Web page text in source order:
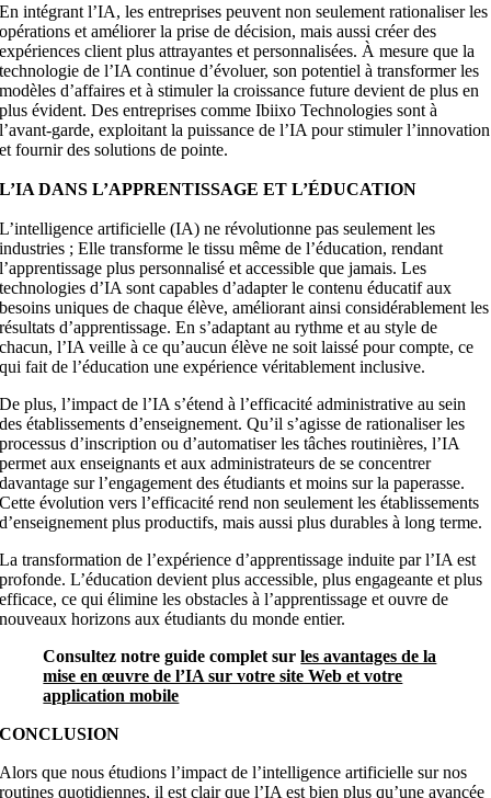
En intégrant l’IA, les entreprises peuvent non seulement rationaliser les
opérations et améliorer la prise de décision, mais aussi créer des
expériences client plus attrayantes et personnalisées. À mesure que la
technologie de l’IA continue d’évoluer, son potentiel à transformer les
modèles d’affaires et à stimuler la croissance future devient de plus en
plus évident. Des entreprises comme Ibiixo Technologies sont à
l’avant-garde, exploitant la puissance de l’IA pour stimuler l’innovation
et fournir des solutions de pointe.
L’IA DANS L’APPRENTISSAGE ET L’ÉDUCATION
L’intelligence artificielle (IA) ne révolutionne pas seulement les
industries ; Elle transforme le tissu même de l’éducation, rendant
l’apprentissage plus personnalisé et accessible que jamais. Les
technologies d’IA sont capables d’adapter le contenu éducatif aux
besoins uniques de chaque élève, améliorant ainsi considérablement les
résultats d’apprentissage. En s’adaptant au rythme et au style de
chacun, l’IA veille à ce qu’aucun élève ne soit laissé pour compte, ce
qui fait de l’éducation une expérience véritablement inclusive.
De plus, l’impact de l’IA s’étend à l’efficacité administrative au sein
des établissements d’enseignement. Qu’il s’agisse de rationaliser les
processus d’inscription ou d’automatiser les tâches routinières, l’IA
permet aux enseignants et aux administrateurs de se concentrer
davantage sur l’engagement des étudiants et moins sur la paperasse.
Cette évolution vers l’efficacité rend non seulement les établissements
d’enseignement plus productifs, mais aussi plus durables à long terme.
La transformation de l’expérience d’apprentissage induite par l’IA est
profonde. L’éducation devient plus accessible, plus engageante et plus
efficace, ce qui élimine les obstacles à l’apprentissage et ouvre de
nouveaux horizons aux étudiants du monde entier.
Consultez notre guide complet surles avantages de la
mise en œuvre de l’IA sur votre site Web et votre
application mobile
CONCLUSION
Alors que nous étudions l’impact de l’intelligence artificielle sur nos
routines quotidiennes, il est clair que l’IA est bien plus qu’une avancée